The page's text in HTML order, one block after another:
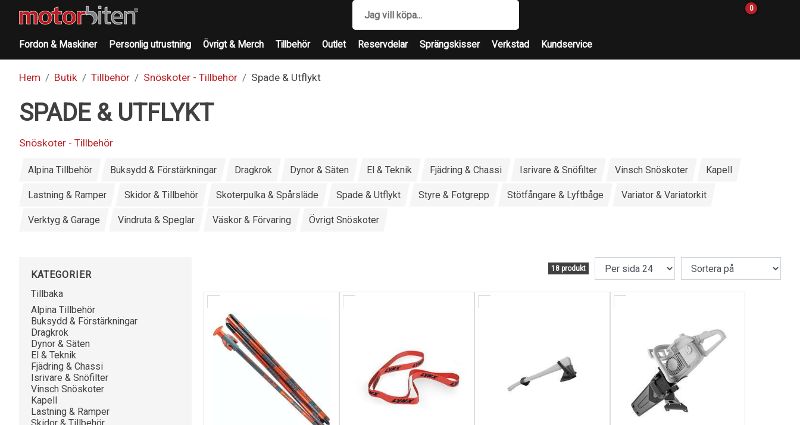
0
Fordon & Maskiner Personlig utrustning Övrigt & Merch Tillbehör Outlet Reservdelar Sprängskisser Verkstad Kundservice
Hem Butik Tillbehör Snöskoter - Tillbehör Spade & Utflykt
SPADE & UTFLYKT
Snöskoter - Tillbehör
Alpina Tillbehör Buksydd & Förstärkningar Dragkrok Dynor & Säten El & Teknik Fjädring & Chassi Isrivare & Snöfilter Vinsch Snöskoter Kapell
Lastning & Ramper Skidor & Tillbehör Skoterpulka & Spårsläde Spade & Utflykt Styre & Fotgrepp Stötfångare & Lyftbåge Variator & Variatorkit
Verktyg & Garage Vindruta & Speglar Väskor & Förvaring Övrigt Snöskoter
KATEGORIER
Tillbaka
Alpina Tillbehör
Buksydd & Förstärkningar
Dragkrok
Dynor & Säten
El & Teknik
Fjädring & Chassi
Isrivare & Snöfilter
Vinsch Snöskoter
Kapell
Lastning & Ramper
18 produkt